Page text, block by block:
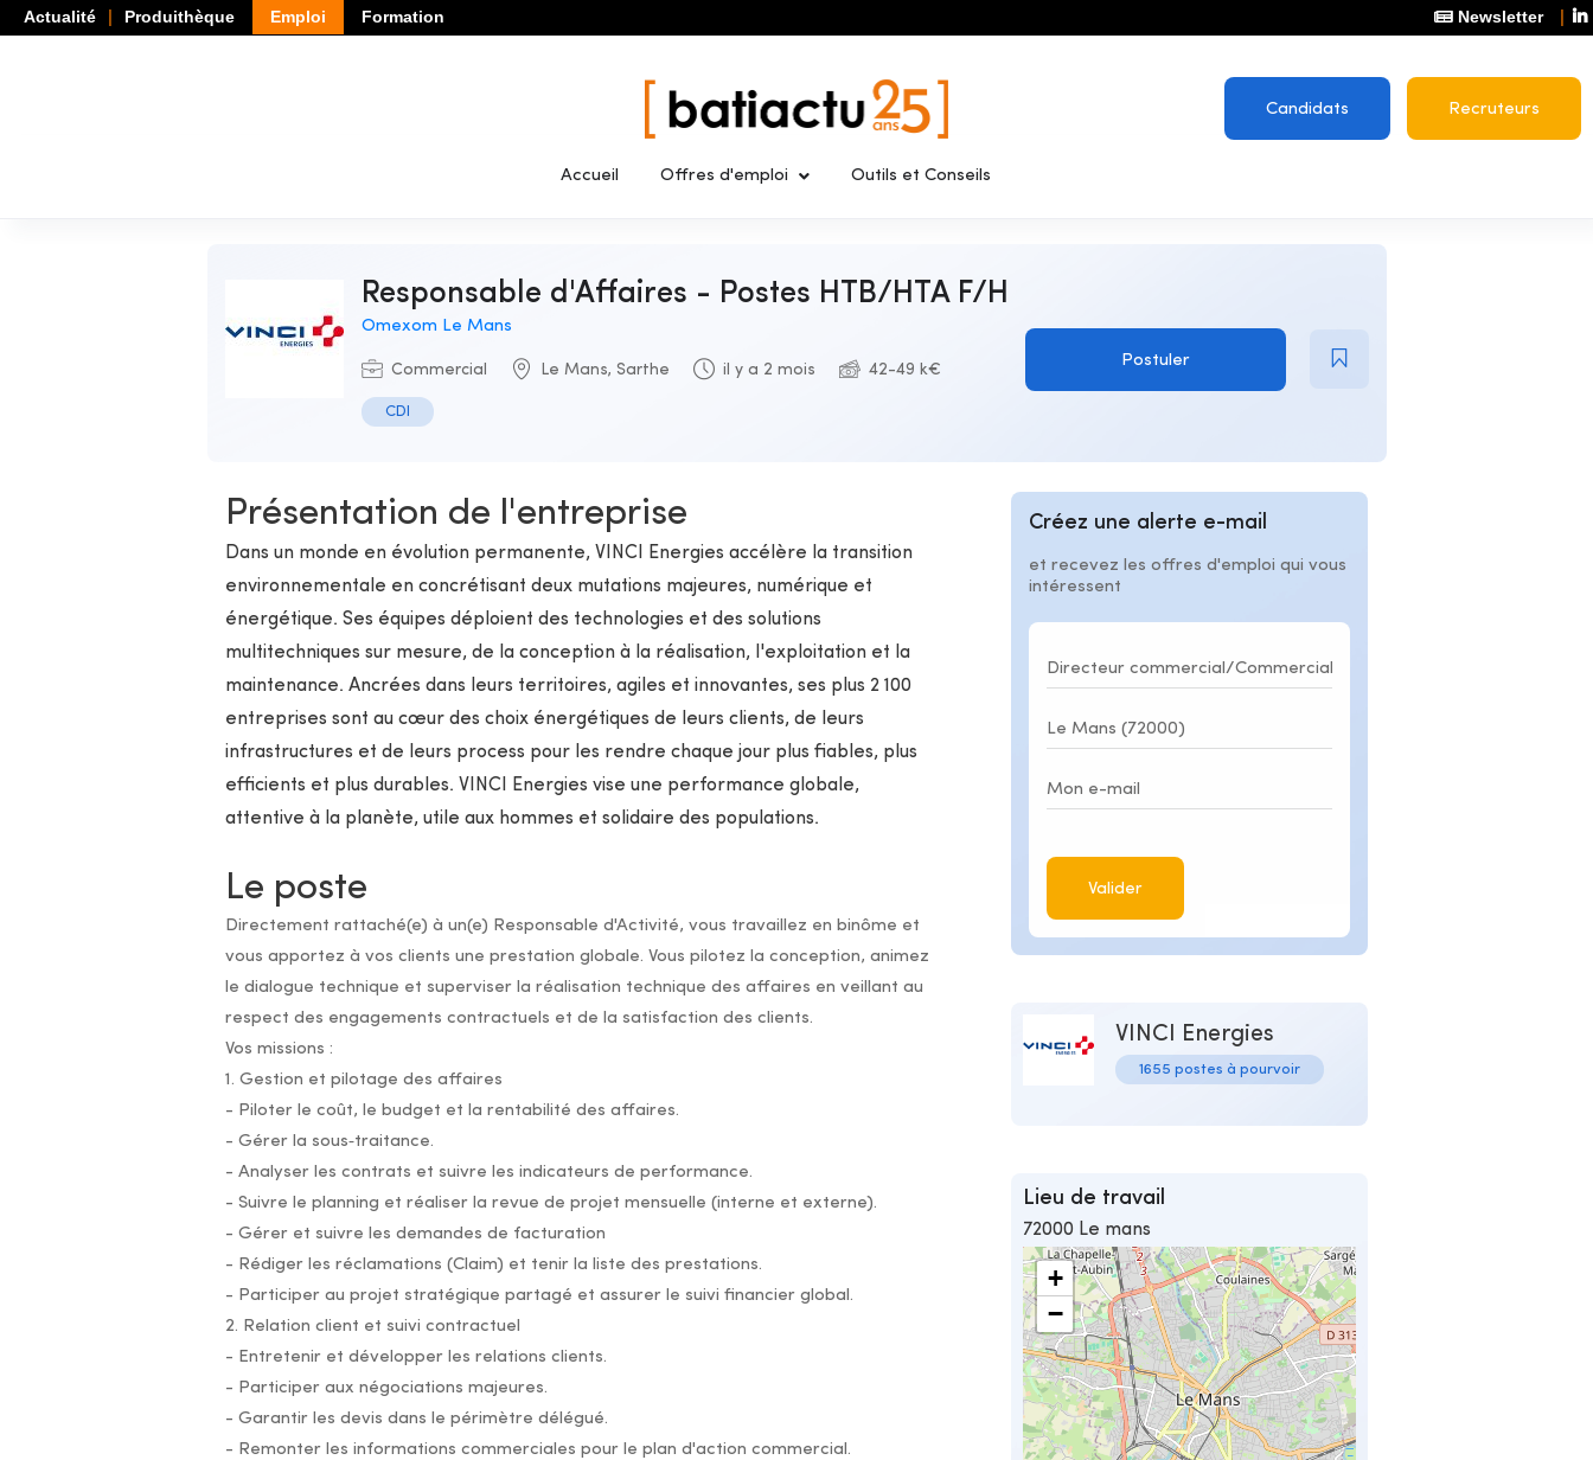
Actualité Produithèque Emploi Formation Newsletter
Candidats Recruteurs
Accueil Offres d'emploi Outils et Conseils
Responsable d'Affaires - Postes HTB/HTA F/H
Omexom Le Mans
Commercial Le Mans, Sarthe il y a 2 mois 42-49 k€
CDI
Postuler
Présentation de l'entreprise
Dans un monde en évolution permanente, VINCI Energies accélère la transition
environnementale en concrétisant deux mutations majeures, numérique et
énergétique. Ses équipes déploient des technologies et des solutions
multitechniques sur mesure, de la conception à la réalisation, l'exploitation et la
maintenance. Ancrées dans leurs territoires, agiles et innovantes, ses plus 2 100
entreprises sont au cœur des choix énergétiques de leurs clients, de leurs
infrastructures et de leurs process pour les rendre chaque jour plus fiables, plus
efficients et plus durables. VINCI Energies vise une performance globale,
attentive à la planète, utile aux hommes et solidaire des populations.
Le poste
Directement rattaché(e) à un(e) Responsable d'Activité, vous travaillez en binôme et
vous apportez à vos clients une prestation globale. Vous pilotez la conception, animez
le dialogue technique et superviser la réalisation technique des affaires en veillant au
respect des engagements contractuels et de la satisfaction des clients.
Vos missions :
1. Gestion et pilotage des affaires
- Piloter le coût, le budget et la rentabilité des affaires.
- Gérer la sous‑traitance.
- Analyser les contrats et suivre les indicateurs de performance.
- Suivre le planning et réaliser la revue de projet mensuelle (interne et externe).
- Gérer et suivre les demandes de facturation
- Rédiger les réclamations (Claim) et tenir la liste des prestations.
- Participer au projet stratégique partagé et assurer le suivi financier global.
2. Relation client et suivi contractuel
- Entretenir et développer les relations clients.
- Participer aux négociations majeures.
- Garantir les devis dans le périmètre délégué.
- Remonter les informations commerciales pour le plan d'action commercial.
Créez une alerte e-mail
et recevez les offres d'emploi qui vous
intéressent
Valider
VINCI Energies
1655 postes à pourvoir
Lieu de travail
72000 Le mans
+
−